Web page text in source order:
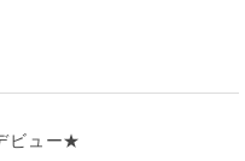
ビュー★